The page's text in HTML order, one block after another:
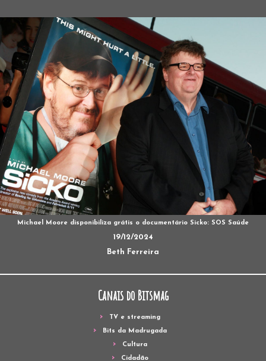
Michael Moore disponibiliza grátis o documentário Sicko: SOS Saúde
19/12/2024
Beth Ferreira
Canais do Bitsmag
TV e streaming
Bits da Madrugada
Cultura
Cidadão